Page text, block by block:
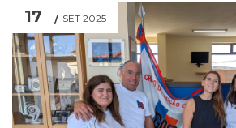
17 SET 2025